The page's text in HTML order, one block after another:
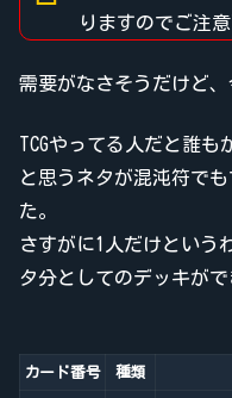
りますのでご注意
需要がなさそうだけど、
TCGやってる人だと誰
と思うネタが混沌符で
た。
さすがに1人だけという
タ分としてのデッキが
カード番号 種類